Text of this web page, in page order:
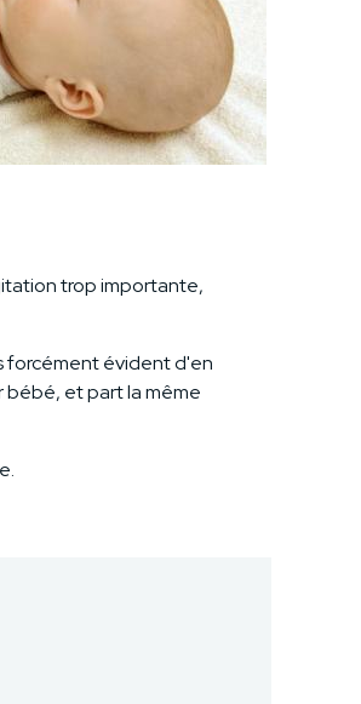
trop importante,
forcément évident d'en
et part la même